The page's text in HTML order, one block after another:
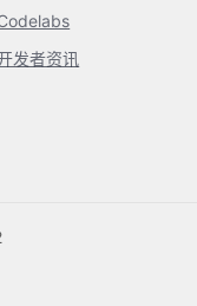
发者资讯